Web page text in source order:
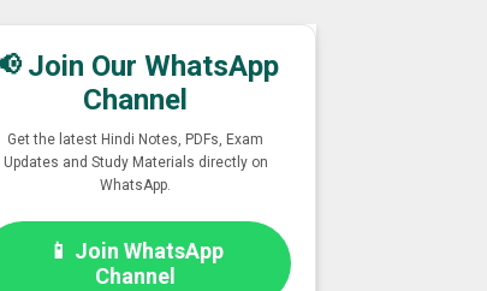
Join Our WhatsApp
Channel
Get the latest Hindi Notes, PDFs, Exam
Updates and Study Materials directly on
WhatsApp.
📱 Join WhatsApp
Channel